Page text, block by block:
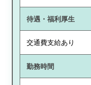
待遇・福利厚生
交通費支給あり
勤務時間